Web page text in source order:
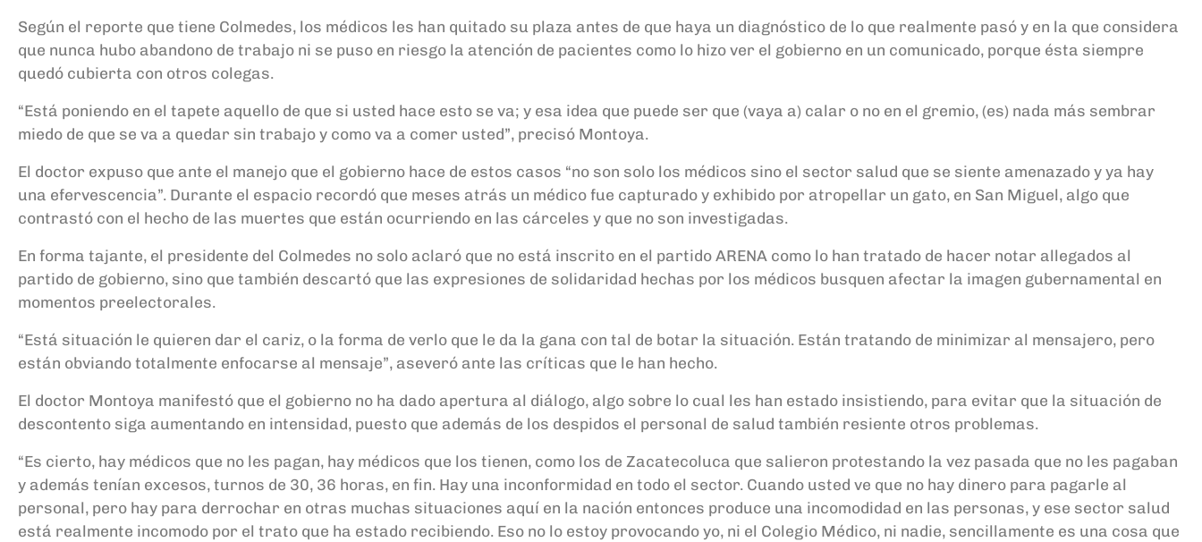
Según el reporte que tiene Colmedes, los médicos les han quitado su plaza antes de que haya un diagnóstico de lo que realmente pasó y en la que considera
que nunca hubo abandono de trabajo ni se puso en riesgo la atención de pacientes como lo hizo ver el gobierno en un comunicado, porque ésta siempre
quedó cubierta con otros colegas.
“Está poniendo en el tapete aquello de que si usted hace esto se va; y esa idea que puede ser que (vaya a) calar o no en el gremio, (es) nada más sembrar
miedo de que se va a quedar sin trabajo y como va a comer usted”, precisó Montoya.
El doctor expuso que ante el manejo que el gobierno hace de estos casos “no son solo los médicos sino el sector salud que se siente amenazado y ya hay
una efervescencia”. Durante el espacio recordó que meses atrás un médico fue capturado y exhibido por atropellar un gato, en San Miguel, algo que
contrastó con el hecho de las muertes que están ocurriendo en las cárceles y que no son investigadas.
En forma tajante, el presidente del Colmedes no solo aclaró que no está inscrito en el partido ARENA como lo han tratado de hacer notar allegados al
partido de gobierno, sino que también descartó que las expresiones de solidaridad hechas por los médicos busquen afectar la imagen gubernamental en
momentos preelectorales.
“Está situación le quieren dar el cariz, o la forma de verlo que le da la gana con tal de botar la situación. Están tratando de minimizar al mensajero, pero
están obviando totalmente enfocarse al mensaje”, aseveró ante las críticas que le han hecho.
El doctor Montoya manifestó que el gobierno no ha dado apertura al diálogo, algo sobre lo cual les han estado insistiendo, para evitar que la situación de
descontento siga aumentando en intensidad, puesto que además de los despidos el personal de salud también resiente otros problemas.
“Es cierto, hay médicos que no les pagan, hay médicos que los tienen, como los de Zacatecoluca que salieron protestando la vez pasada que no les pagaban
y además tenían excesos, turnos de 30, 36 horas, en fin. Hay una inconformidad en todo el sector. Cuando usted ve que no hay dinero para pagarle al
personal, pero hay para derrochar en otras muchas situaciones aquí en la nación entonces produce una incomodidad en las personas, y ese sector salud
está realmente incomodo por el trato que ha estado recibiendo. Eso no lo estoy provocando yo, ni el Colegio Médico, ni nadie, sencillamente es una cosa que